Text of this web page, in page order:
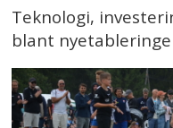
Teknologi,
blant